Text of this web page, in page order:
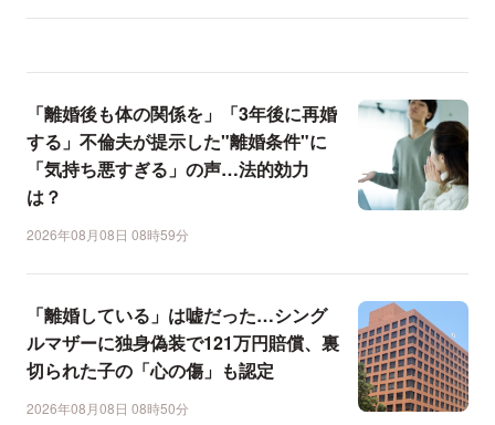
「離婚後も体の関係を」「3年後に再婚
する」不倫夫が提示した"離婚条件"に
「気持ち悪すぎる」の声…法的効力
は？
2026年08月08日 08時59分
「離婚している」は嘘だった…シング
ルマザーに独身偽装で121万円賠償、裏
切られた子の「心の傷」も認定
2026年08月08日 08時50分